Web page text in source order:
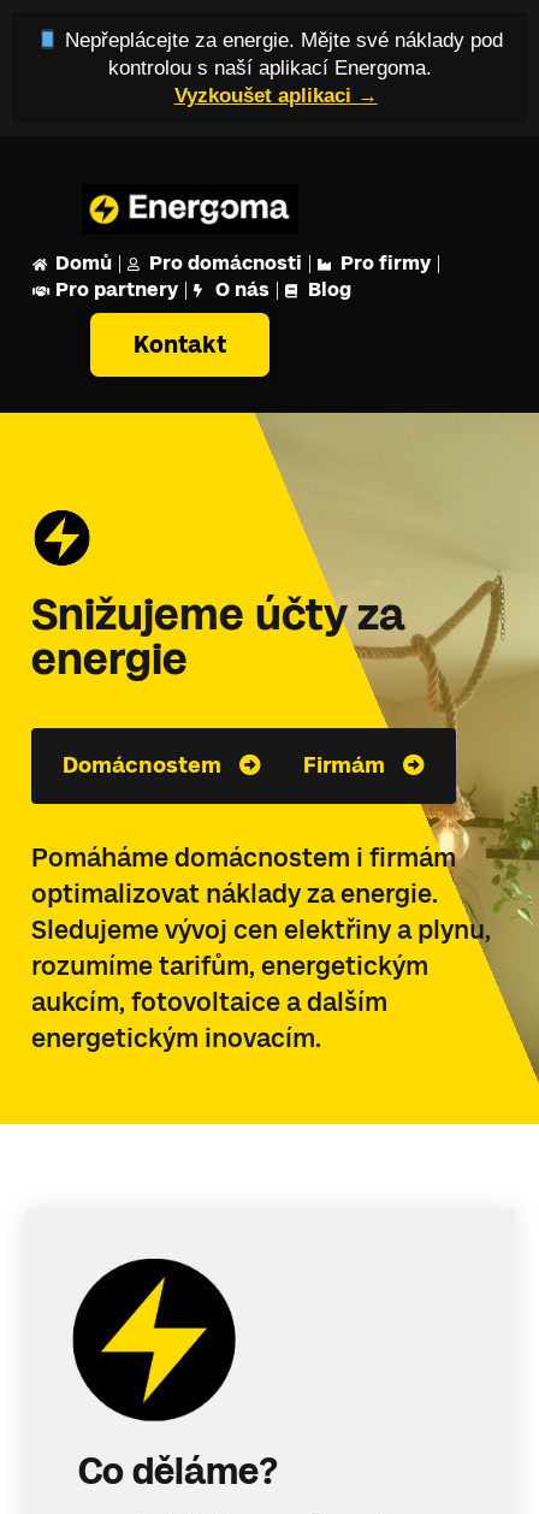
Nepřeplácejte za energie. Mějte své náklady pod
kontrolou s naší aplikací Energoma.
Vyzkoušet aplikaci →
Domů Pro domácnosti
Pro firmy
Pro partnery
O nás Blog
Kontakt
Snižujeme účty za
energie
Domácnostem Firmám
Pomáháme domácnostem i firmám
optimalizovat náklady za energie.
Sledujeme vývoj cen elektřiny a plynu,
rozumíme tarifům, energetickým
aukcím, fotovoltaice a dalším
energetickým inovacím.
Co děláme?